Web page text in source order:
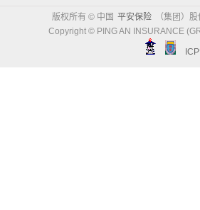
版权所有 © 中国 平安保险
（集团）
Copyright © PING AN INSURANCE